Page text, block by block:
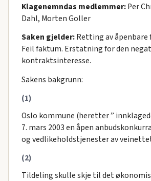
Klagenemndas medlemmer:Per
Dahl, Morten Goller
Saken gjelder:Retting av åpenbare
Feil faktum. Erstatning for den
kontraktsinteresse.
Sakens bakgrunn:
(1)
Oslo kommune (heretter ”
7. mars 2003 en åpen
og vedlikeholdstjenester av
(2)
Tildeling skulle skje til det